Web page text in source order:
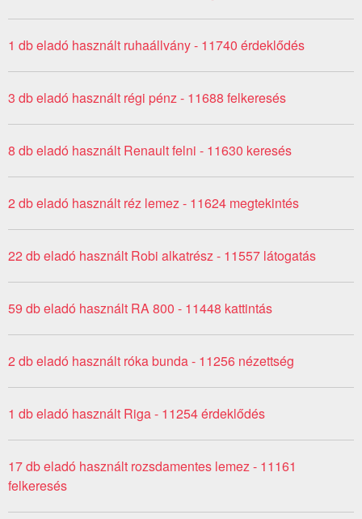
1 db eladó használt ruhaállvány - 11740 érdeklődés
3 db eladó használt régi pénz - 11688 felkeresés
8 db eladó használt Renault felni - 11630 keresés
2 db eladó használt réz lemez - 11624 megtekintés
22 db eladó használt Robi alkatrész - 11557 látogatás
59 db eladó használt RA 800 - 11448 kattintás
2 db eladó használt róka bunda - 11256 nézettség
1 db eladó használt Riga - 11254 érdeklődés
17 db eladó használt rozsdamentes lemez - 11161
felkeresés